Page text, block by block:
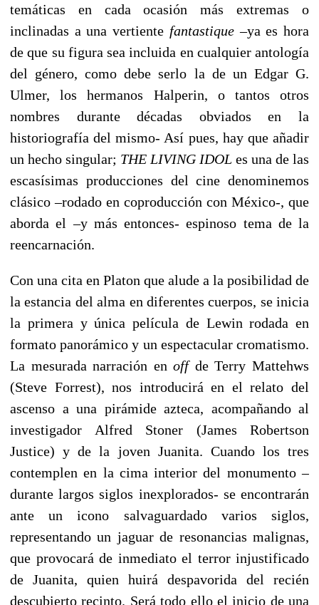
temáticas en cada ocasión más extremas o
inclinadas a una vertiente fantastique–ya es hora
de que su figura sea incluida en cualquier antología
del género, como debe serlo la de un Edgar G.
Ulmer, los hermanos Halperin, o tantos otros
nombres durante décadas obviados en la
historiografía del mismo- Así pues, hay que añadir
un hecho singular; THE LIVING IDOL es una de las
escasísimas producciones del cine denominemos
clásico –rodado en coproducción con México-, que
aborda el –y más entonces- espinoso tema de la
reencarnación.
Con una cita en Platon que alude a la posibilidad de
la estancia del alma en diferentes cuerpos, se inicia
la primera y única película de Lewin rodada en
formato panorámico y un espectacular cromatismo.
La mesurada narración enoffde Terry Mattehws
(Steve Forrest), nos introducirá en el relato del
ascenso a una pirámide azteca, acompañando al
investigador Alfred Stoner (James Robertson
Justice) y de la joven Juanita. Cuando los tres
contemplen en la cima interior del monumento –
durante largos siglos inexplorados- se encontrarán
ante un icono salvaguardado varios siglos,
representando un jaguar de resonancias malignas,
que provocará de inmediato el terror injustificado
de Juanita, quien huirá despavorida del recién
descubierto recinto. Será todo ello el inicio de una